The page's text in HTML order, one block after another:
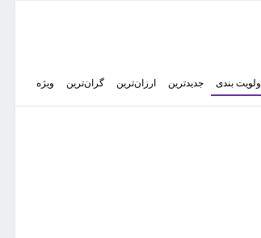
اولویت بندی
جدیدترین ارزان‌ترین گران‌ترین ویژه